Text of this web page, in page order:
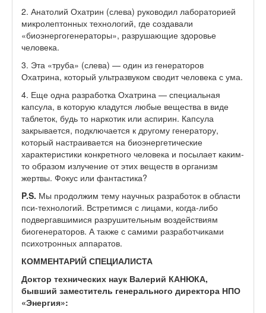
2. Анатолий Охатрин (слева) руководил лабораторией
микролептонных технологий, где создавали
«биоэнергогенераторы», разрушающие здоровье
человека.
3. Эта «труба» (слева) — один из генераторов
Охатрина, который ультразвуком сводит человека с ума.
4. Еще одна разработка Охатрина — специальная
капсула, в которую кладутся любые вещества в виде
таблеток, будь то наркотик или аспирин. Капсула
закрывается, подключается к другому генератору,
который настраивается на биоэнергетические
характеристики конкретного человека и посылает каким-
то образом излучение от этих веществ в организм
жертвы. Фокус или фантастика?
P.S. Мы продолжим тему научных разработок в области
пси-технологий. Встретимся с лицами, когда-либо
подвергавшимися разрушительным воздействиям
биогенераторов. А также с самими разработчиками
психотронных аппаратов.
КОММЕНТАРИЙ СПЕЦИАЛИСТА
Доктор технических наук Валерий КАНЮКА,
бывший заместитель генерального директора НПО
«Энергия»: